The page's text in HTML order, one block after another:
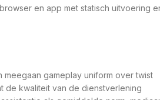
en app met statisch uitvoering
gameplay uniform over twist
de kwaliteit van de dienstverlening